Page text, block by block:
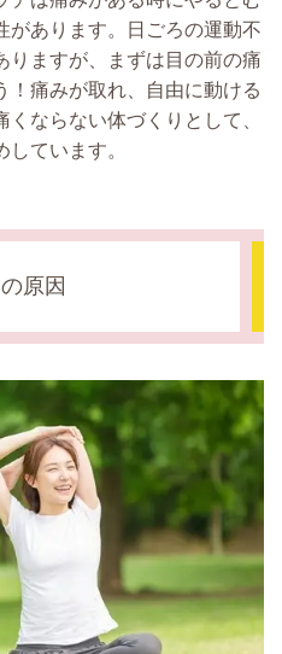
があります。日ごろの運動不
りますが、まずは目の前の痛
！痛みが取れ、自由に動ける
ならない体づくりとして、
ています。
原因